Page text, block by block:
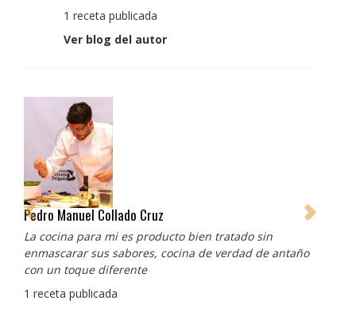
1 receta publicada
Ver blog del autor
Albert Adrià
Redes sociales:
https://www.instagram.com/enigma_albertadria/
https://www.instagram.com/albertadriaprojects/
3 recetas publicadas